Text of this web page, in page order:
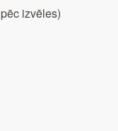
izvēles)